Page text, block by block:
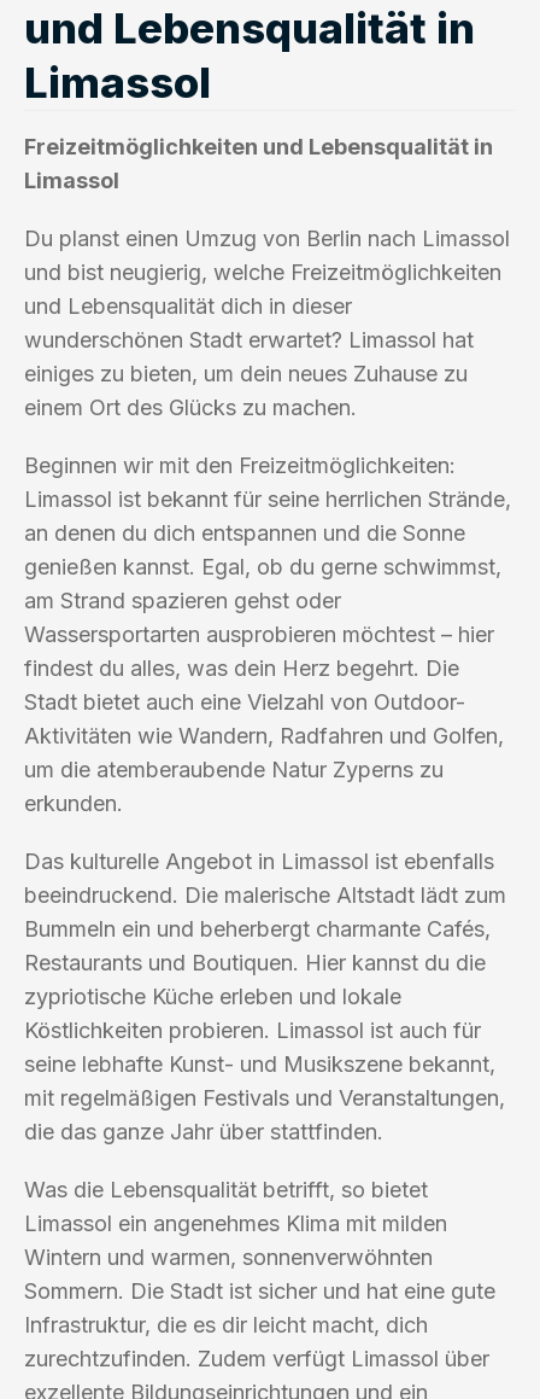
und Lebensqualität in
Limassol
Freizeitmöglichkeiten und Lebensqualität in
Limassol
Du planst einen Umzug von Berlin nach Limassol
und bist neugierig, welche Freizeitmöglichkeiten
und Lebensqualität dich in dieser
wunderschönen Stadt erwartet? Limassol hat
einiges zu bieten, um dein neues Zuhause zu
einem Ort des Glücks zu machen.
Beginnen wir mit den Freizeitmöglichkeiten:
Limassol ist bekannt für seine herrlichen Strände,
an denen du dich entspannen und die Sonne
genießen kannst. Egal, ob du gerne schwimmst,
am Strand spazieren gehst oder
Wassersportarten ausprobieren möchtest – hier
findest du alles, was dein Herz begehrt. Die
Stadt bietet auch eine Vielzahl von Outdoor-
Aktivitäten wie Wandern, Radfahren und Golfen,
um die atemberaubende Natur Zyperns zu
erkunden.
Das kulturelle Angebot in Limassol ist ebenfalls
beeindruckend. Die malerische Altstadt lädt zum
Bummeln ein und beherbergt charmante Cafés,
Restaurants und Boutiquen. Hier kannst du die
zypriotische Küche erleben und lokale
Köstlichkeiten probieren. Limassol ist auch für
seine lebhafte Kunst- und Musikszene bekannt,
mit regelmäßigen Festivals und Veranstaltungen,
die das ganze Jahr über stattfinden.
Was die Lebensqualität betrifft, so bietet
Limassol ein angenehmes Klima mit milden
Wintern und warmen, sonnenverwöhnten
Sommern. Die Stadt ist sicher und hat eine gute
Infrastruktur, die es dir leicht macht, dich
zurechtzufinden. Zudem verfügt Limassol über
exzellente Bildungseinrichtungen und ein